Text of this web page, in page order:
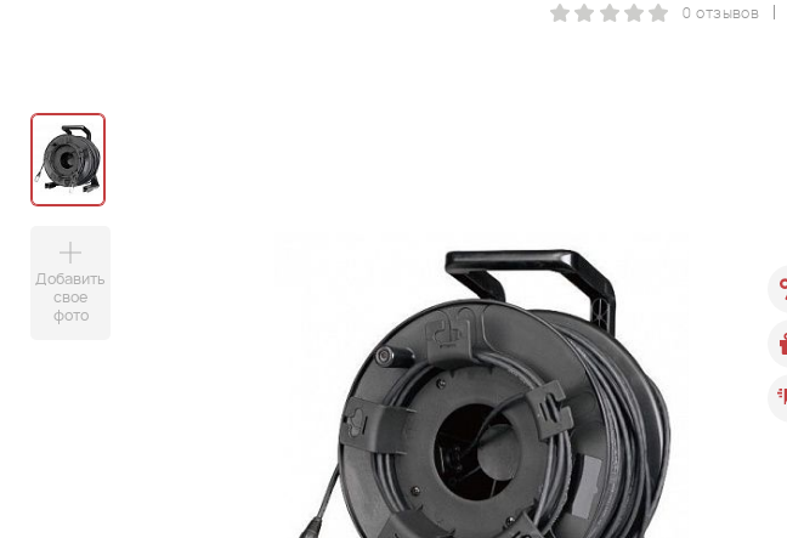
0 отзывов
Добавить
свое
фото